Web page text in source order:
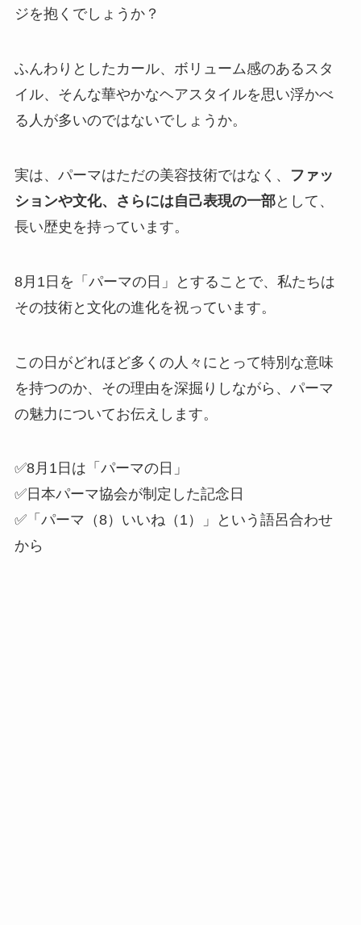
ジを抱くでしょうか？
ふんわりとしたカール、ボリューム感のあるスタ
イル、そんな華やかなヘアスタイルを思い浮かべ
る人が多いのではないでしょうか。
実は、パーマはただの美容技術ではなく、
ファッ
ションや文化、さらには自己表現の一部として、
長い歴史を持っています。
8月1日を「パーマの日」とすることで、私たちは
その技術と文化の進化を祝っています。
この日がどれほど多くの人々にとって特別な意味
を持つのか、その理由を深掘りしながら、パーマ
の魅力についてお伝えします。
✅8月1日は「パーマの日」
✅日本パーマ協会が制定した記念日
✅「パーマ（8）いいね（1）」という語呂合わせ
から